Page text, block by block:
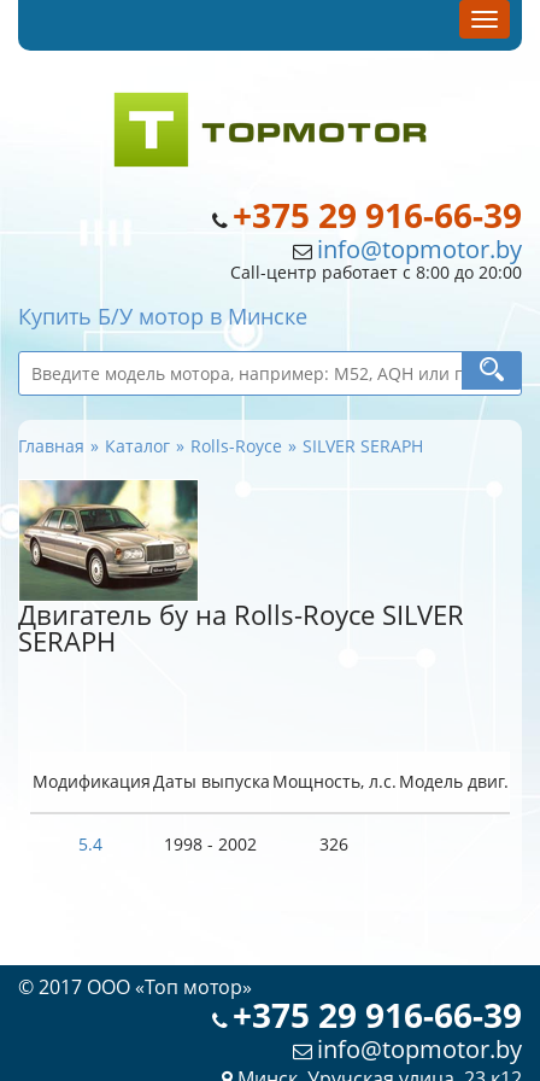
+375 29 916-66-39
info@topmotor.by
Call-центр работает с 8:00 до 20:00
Купить Б/У мотор в Минске
Главная Каталог Rolls-Royce SILVER SERAPH
Двигатель бу на Rolls-Royce SILVER
SERAPH
МодификацияДаты выпуска Мощность, л.с. Модель двиг.
5.4 1998 - 2002 326
© 2017 OOO «Топ мотор»
+375 29 916-66-39
info@topmotor.by